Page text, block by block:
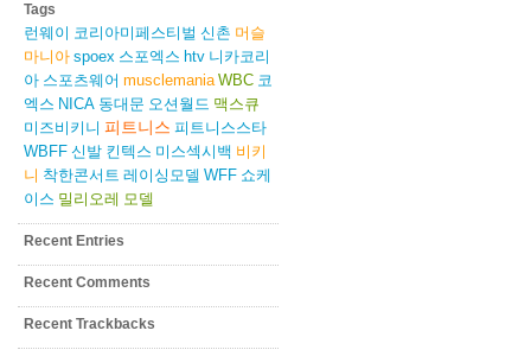
Tags
런웨이 코리아미페스티벌 신촌 머슬
마니아 spoex 스포엑스 htv 니카코리
아 스포츠웨어 musclemania WBC 코
엑스 NICA 동대문 오션월드 맥스큐
미즈비키니 피트니스 피트니스스타
WBFF 신발 킨텍스 미스섹시백 비키
니 착한콘서트 레이싱모델 WFF 쇼케
이스 밀리오레 모델
Recent Entries
Recent Comments
Recent Trackbacks